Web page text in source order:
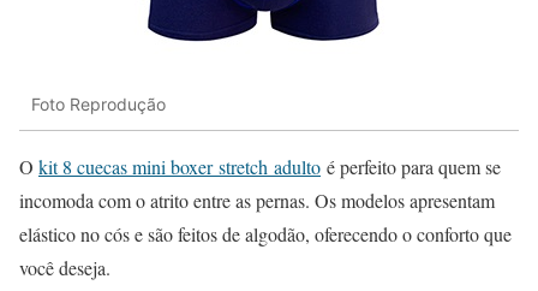
Foto Reprodução
O kit 8 cuecas mini boxerstretch adulto é perfeito para quem se
incomoda com o atrito entre as pernas. Os modelos apresentam
elástico no cós e são feitos de algodão, oferecendo o conforto que
você deseja.